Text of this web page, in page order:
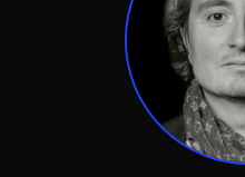
VENTURE ARTISAN & STUDIO